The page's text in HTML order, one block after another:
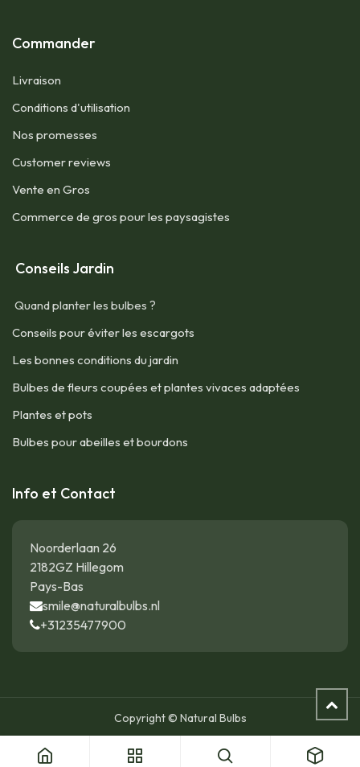
Commander
Livraison
Conditions d'utilisation​
Nos promesses
Customer reviews
Vente en Gros
Commerce de gros pour les paysagistes
Conseils Jardin
Quand planter les bulbes ?
Conseils pour éviter les escargots
Les bonnes conditions du jardin
Bulbes de fleurs coupées et plantes vivaces adaptées
Plantes et pots
Bulbes pour abeilles et bourdons
Info et Contact
Noorderlaan 26
2182GZ Hillegom
Pays-Bas
smile@naturalbulbs.nl
+31235477900
Copyright © Natural Bulbs